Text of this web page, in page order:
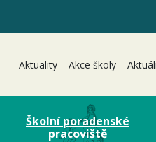
Aktuality(aktuální)
Akce školy
Školní poradenské
pracoviště